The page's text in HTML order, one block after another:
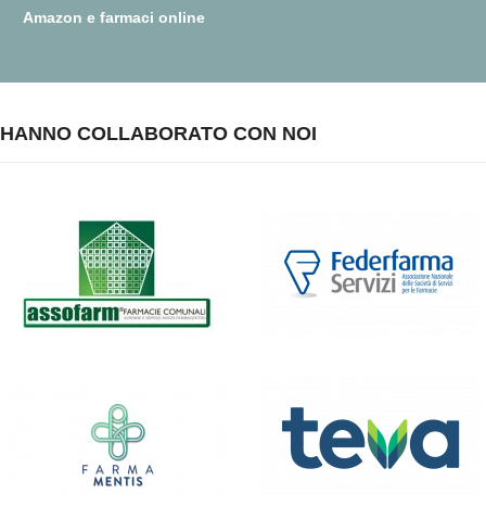
Amazon e farmaci online
HANNO COLLABORATO CON NOI